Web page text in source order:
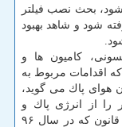
بحث نصب فیلتر
شود و شاهد بهبود
كامیون ها و
اقدامات مربوط به
صمت بازمی گردد. ماده 10 قانون هوای پاك می گوید،
درصد برق كشور را از انرژی پاك و
تجدیدپذیر ایجاد كند، باید مشخص شود كه این قانون كه در سال ۹۶